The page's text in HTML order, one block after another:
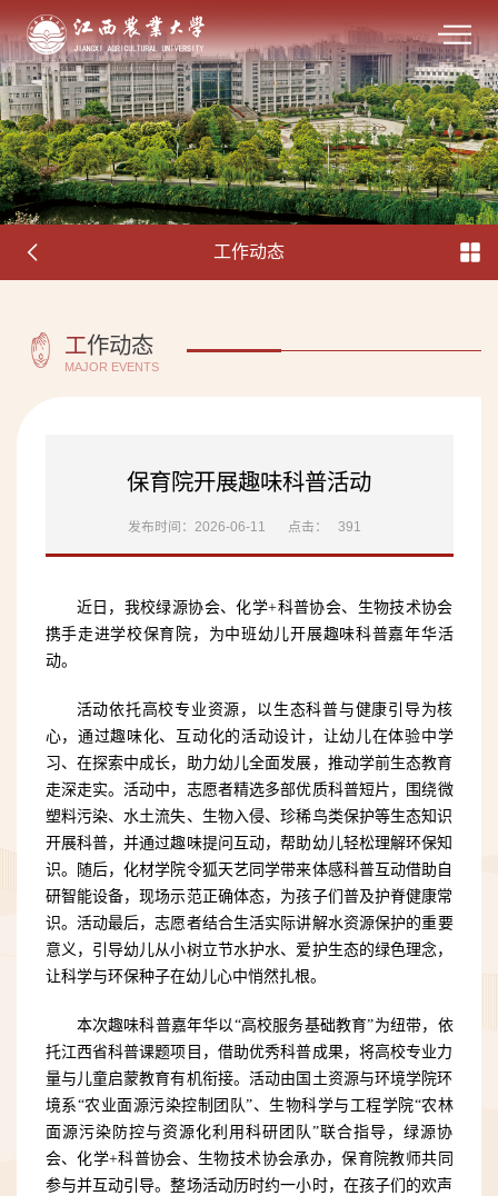
工作动态
工作动态
MAJOR EVENTS
保育院开展趣味科普活动
发布时间：2026-06-11 点击： 391
近日，我校绿源协会、化学+科普协会、生物技术协会
携手走进学校保育院，为中班幼儿开展趣味科普嘉年华活
动。
活动依托高校专业资源，以生态科普与健康引导为核
心，通过趣味化、互动化的活动设计，让幼儿在体验中学
习、在探索中成长，助力幼儿全面发展，推动学前生态教育
走深走实。活动中，志愿者精选多部优质科普短片，围绕微
塑料污染、水土流失、生物入侵、珍稀鸟类保护等生态知识
开展科普，并通过趣味提问互动，帮助幼儿轻松理解环保知
识。随后，化材学院令狐天艺同学带来体感科普互动借助自
研智能设备，现场示范正确体态，为孩子们普及护脊健康常
识。 活动最后，志愿者结合生活实际讲解水资源保护的重要
意义，引导幼儿从小树立节水护水、爱护生态的绿色理念，
让科学与环保种子在幼儿心中悄然扎根。
本次趣味科普嘉年华以“高校服务基础教育”为纽带，依
托江西省科普课题项目，借助优秀科普成果，将高校专业力
量与儿童启蒙教育有机衔接。活动由国土资源与环境学院环
境系“农业面源污染控制团队”、生物科学与工程学院“农林
面源污染防控与资源化利用科研团队”联合指导，绿源协
会、化学+科普协会、生物技术协会承办，保育院教师共同
参与并互动引导。整场活动历时约一小时，在孩子们的欢声